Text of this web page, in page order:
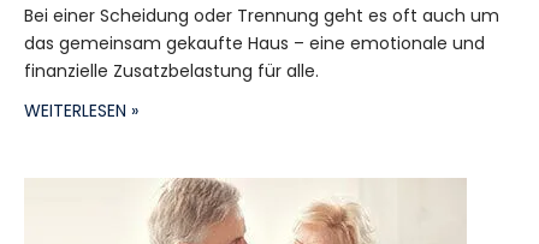
Bei einer Scheidung oder Trennung geht es oft auch um
das gemeinsam gekaufte Haus – eine emotionale und
finanzielle Zusatzbelastung für alle.
WEITERLESEN »